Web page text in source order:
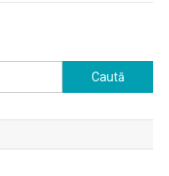
Caută
după: